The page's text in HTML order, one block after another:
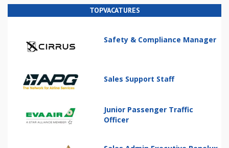
TOPVACATURES
Safety & Compliance Manager
Sales Support Staff
Junior Passenger Traffic
Officer